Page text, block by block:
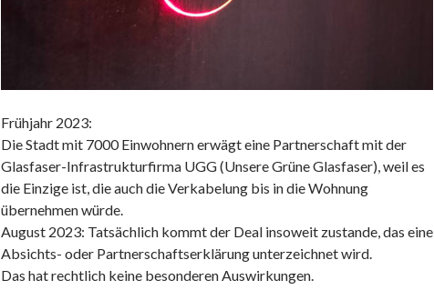
Frühjahr 2023:
Die Stadt mit 7000 Einwohnern erwägt eine Partnerschaft mit der
Glasfaser-Infrastrukturfirma UGG (Unsere Grüne Glasfaser), weil es
die Einzige ist, die auch die Verkabelung bis in die Wohnung
übernehmen würde.
August 2023: Tatsächlich kommt der Deal insoweit zustande, das eine
Absichts- oder Partnerschaftserklärung unterzeichnet wird.
Das hat rechtlich keine besonderen Auswirkungen.